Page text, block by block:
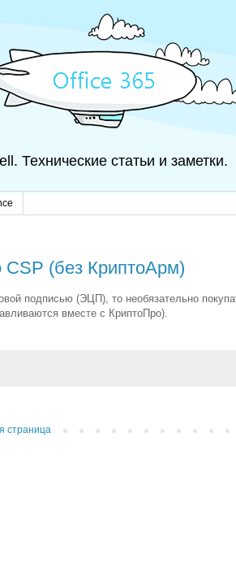
Технические статьи и заметки.
(без КриптоАрм)
подписью (ЭЦП), то необязательно
вместе с КриптоПро).
страница